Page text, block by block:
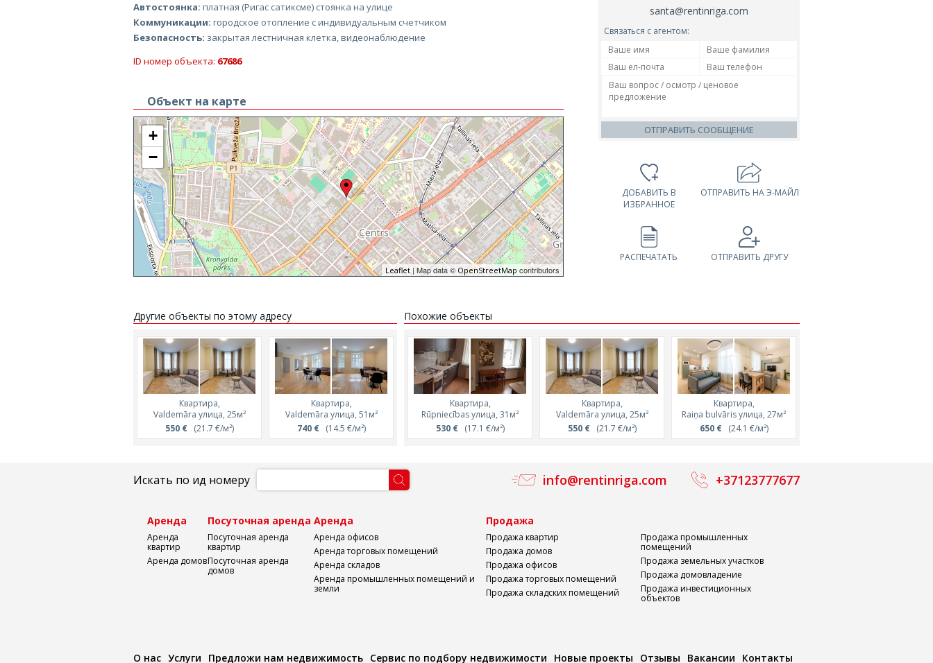
Автостоянка: платная (Ригас сатиксме) стоянка на улице
Коммуникации: городское отопление с индивидуальным счетчиком
Безопасность: закрытая лестничная клетка, видеонаблюдение
ID номер объекта: 67686
Объект на карте
+
−
Leaflet | Map data © OpenStreetMapcontributors
santa@rentinriga.com
Связаться с агентом:
ОТПРАВИТЬ СООБЩЕНИЕ
ДОБАВИТЬ В
ИЗБРАННОЕ
ОТПРАВИТЬ НА Э-МАЙЛ
РАСПЕЧАТАТЬ ОТПРАВИТЬ ДРУГУ
Другие объекты по этому адресу
Квартира,
Valdemāra улица, 25м²
550 €(21.7 €/м²)
Квартира,
Valdemāra улица, 51м²
740 €(14.5 €/м²)
Квартира,
Valdemāra улица, 50м²
690 € (13.8 €/м²)
Квартира,
Valdemāra улица, 32м²
550 € (16.9 €/м²)
Квартира,
Valdemāra улица, 26м²
500 € (19.2 €/м²)
Похожие объекты
Квартира,
Rūpniecības улица, 31м²
530 €(17.1 €/м²)
Квартира,
Valdemāra улица, 25м²
550 €(21.7 €/м²)
Квартира,
Raiņa bulvāris улица, 27м²
650 €(24.1 €/м²)
Искать по ид номеру info@rentinriga.com +37123777677
Аренда
Аренда
квартир
Аренда домов
Посуточная аренда
Посуточная аренда
квартир
Посуточная аренда
домов
Аренда
Аренда офисов
Аренда торговых помещений
Аренда складов
Аренда промышленных помещений и
земли
Продажа
Продажа квартир
Продажа домов
Продажа офисов
Продажа торговых помещений
Продажа складских помещений
Продажа промышленных
помещений
Продажа земельных участков
Продажа домовладение
Продажа инвестиционных
объектов
О нас Услуги Предложи нам недвижимость Сервис по подбору недвижимости Новые проекты Отзывы Вакансии Контакты